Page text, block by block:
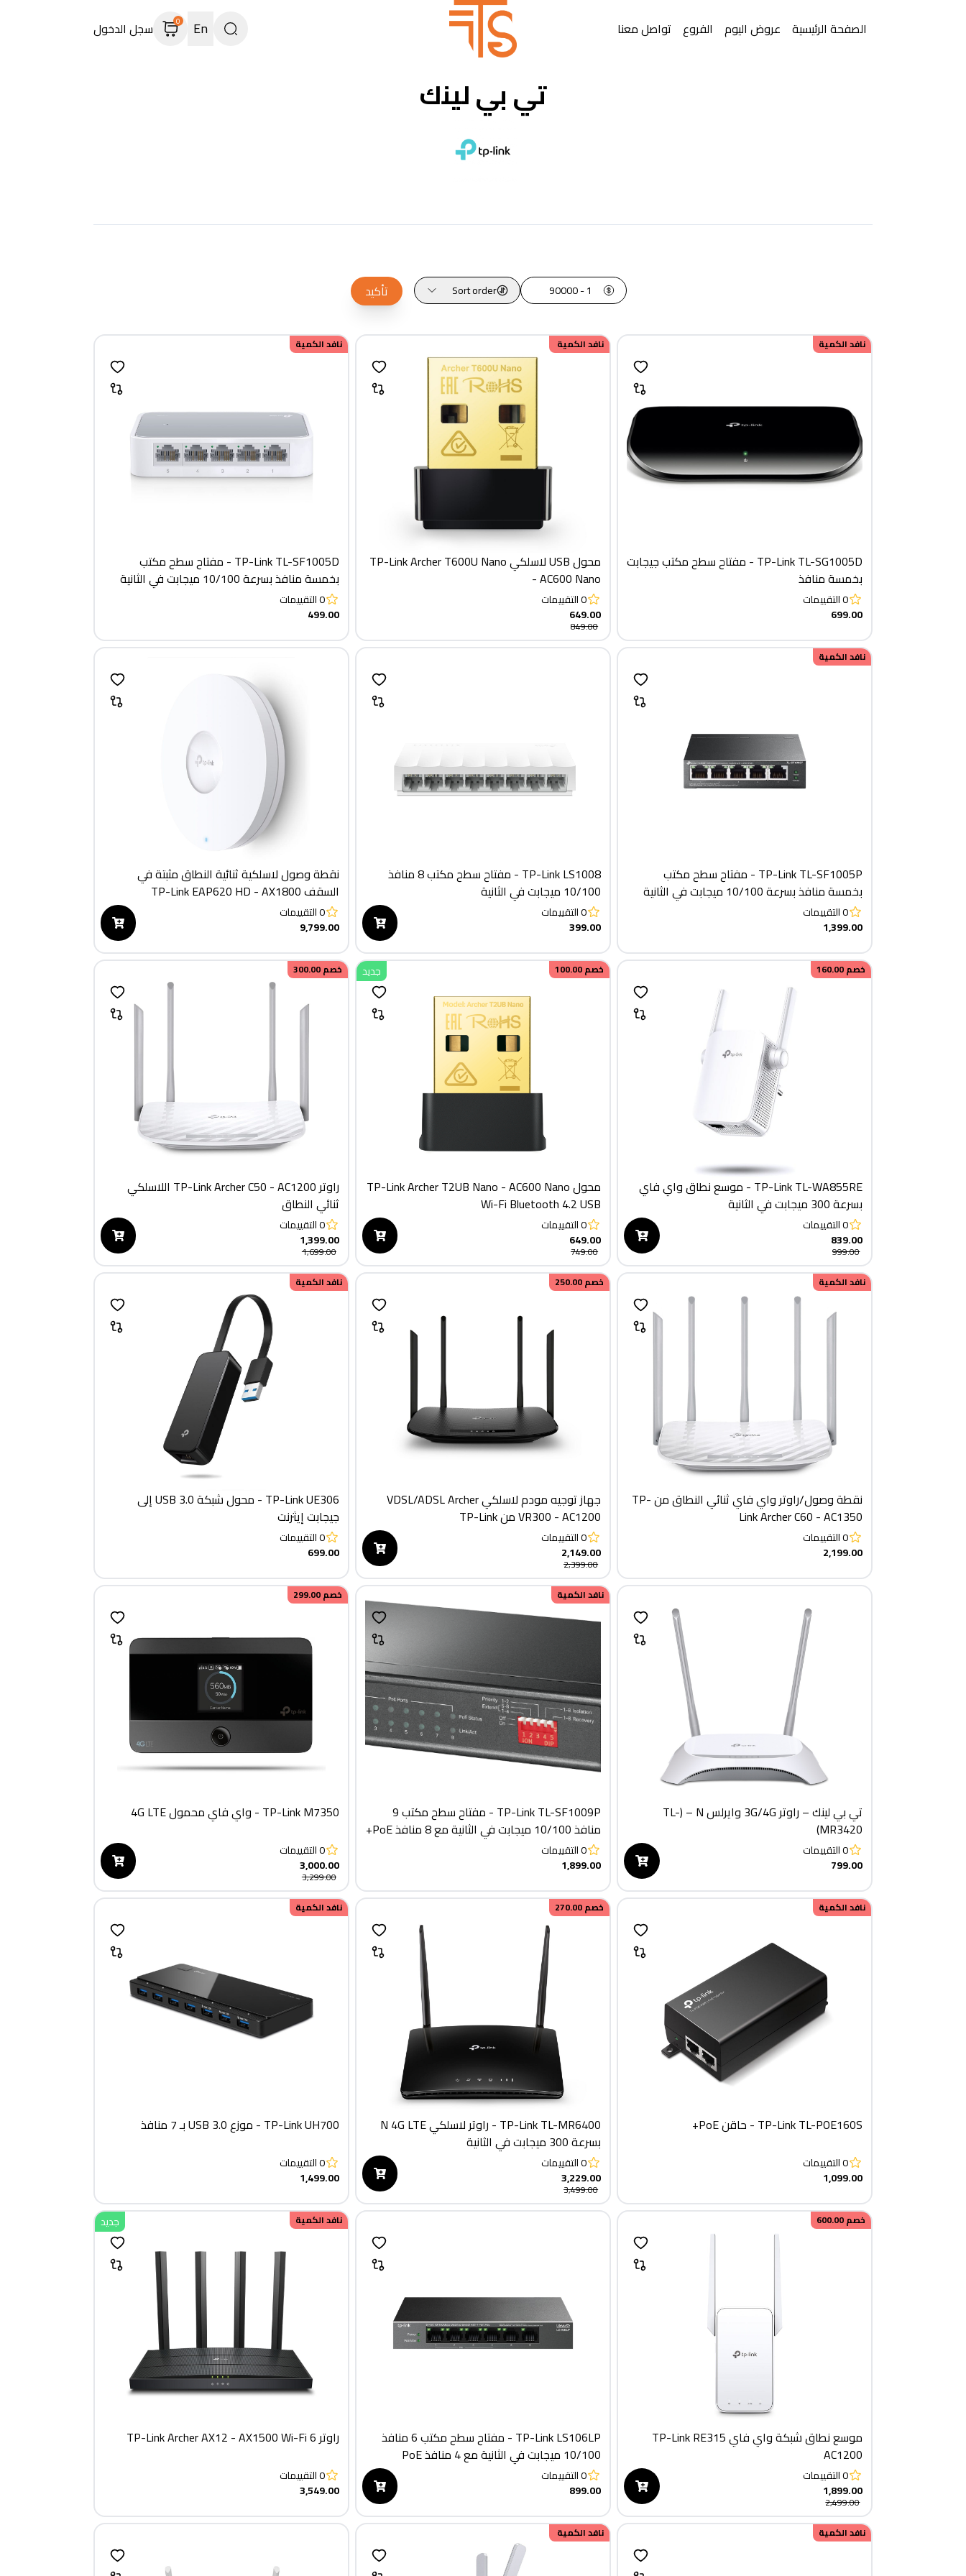
الصفحة الرئيسية عروض اليوم الفروع تواصل معنا En
0 سجل الدخول
تي بي لينك
1 - 90000
Sort order تأكيد
نافد الكمية
TP-Link TL-SG1005D - مفتاح سطح مكتب جيجابت
بخمسة منافذ
0التقييمات
699.00
خصم200.00
نافد الكمية
محول USB لاسلكي TP-Link Archer T600U Nano
- AC600 Nano
0التقييمات
649.00
849.00
نافد الكمية
TP-Link TL-SF1005D - مفتاح سطح مكتب
بخمسة منافذ بسرعة 10/100 ميجابت في الثانية
0التقييمات
499.00
نافد الكمية
TP-Link TL-SF1005P - مفتاح سطح مكتب
بخمسة منافذ بسرعة 10/100 ميجابت في الثانية
مع 4 منافذ PoE+0التقييمات
1,399.00
TP-Link LS1008 - مفتاح سطح مكتب 8 منافذ
10/100 ميجابت في الثانية
0التقييمات
399.00
نقطة وصول لاسلكية ثنائية النطاق مثبتة في
السقف TP-Link EAP620 HD - AX1800
0التقييمات
9,799.00
خصم160.00
TP-Link TL-WA855RE - موسع نطاق واي فاي
بسرعة 300 ميجابت في الثانية
0التقييمات
839.00
999.00
جديد خصم100.00
محول TP-Link Archer T2UB Nano - AC600 Nano
Wi-Fi Bluetooth 4.2 USB
0التقييمات
649.00
749.00
خصم300.00
راوتر TP-Link Archer C50 - AC1200 اللاسلكي
ثنائي النطاق
0التقييمات
1,399.00
1,699.00
نافد الكمية
نقطة وصول/راوتر واي فاي ثنائي النطاق من TP-
Link Archer C60 - AC1350
0التقييمات
2,199.00
خصم250.00
جهاز توجيه مودم لاسلكي VDSL/ADSL Archer
VR300 - AC1200 من TP-Link
0التقييمات
2,149.00
2,399.00
نافد الكمية
TP-Link UE306 - محول شبكة USB 3.0 إلى
جيجابت إيثرنت
0التقييمات
699.00
تي بي لينك – راوتر 3G/4G وايرلس N – ‫(TL-
MR3420)
0التقييمات
799.00
نافد الكمية
TP-Link TL-SF1009P - مفتاح سطح مكتب 9
منافذ 10/100 ميجابت في الثانية مع 8 منافذ PoE+
0التقييمات
1,899.00
خصم299.00
TP-Link M7350 - واي فاي محمول 4G LTE
0التقييمات
3,000.00
3,299.00
نافد الكمية
TP-Link TL-POE160S - حاقن PoE+
0التقييمات
1,099.00
خصم270.00
TP-Link TL-MR6400 - راوتر لاسلكي N 4G LTE
بسرعة 300 ميجابت في الثانية
0التقييمات
3,229.00
3,499.00
نافد الكمية
TP-Link UH700 - موزع USB 3.0 بـ 7 منافذ
0التقييمات
1,499.00
خصم600.00
موسع نطاق شبكة واي فاي TP-Link RE315
AC1200
0التقييمات
1,899.00
2,499.00
TP-Link LS106LP - مفتاح سطح مكتب 6 منافذ
10/100 ميجابت في الثانية مع 4 منافذ PoE
0التقييمات
899.00
جديد نافد الكمية
راوتر TP-Link Archer AX12 - AX1500 Wi-Fi 6
0التقييمات
3,549.00
نافد الكمية خصم200.00
نافد الكمية